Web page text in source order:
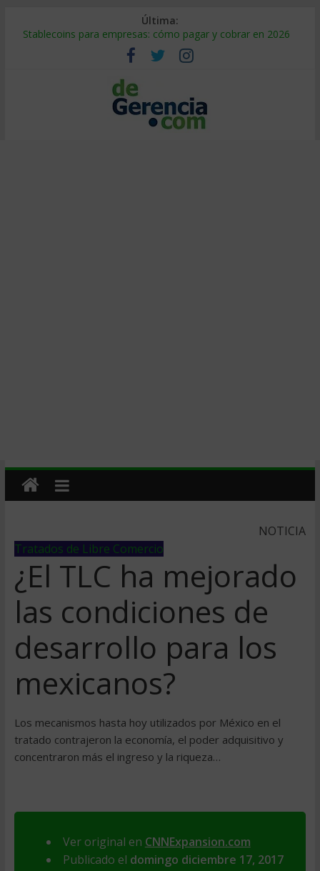
Última:
Stablecoins para empresas: cómo pagar y cobrar en 2026
Despido silencioso: qué es y por qué sale tan caro
IA en selección de personal: cómo auditarla a tiempo
Trabajo forzoso en la cadena de suministro: qué hacer
Mercado hispano de EE. UU.: cómo segmentarlo y venderle
NOTICIA
Tratados de Libre Comercio
¿El TLC ha mejorado
las condiciones de
desarrollo para los
mexicanos?
Los mecanismos hasta hoy utilizados por México en el
tratado contrajeron la economía, el poder adquisitivo y
concentraron más el ingreso y la riqueza…
Ver original en CNNExpansion.com
Publicado el domingo diciembre 17, 2017